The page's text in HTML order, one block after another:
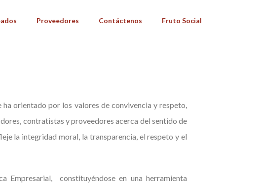
Proveedores Contáctenos Fruto Social
ha orientado por los valores de convivencia y respeto,
contratistas y proveedores acerca del sentido de
la integridad moral, la transparencia, el respeto y el
constituyéndose en una herramienta